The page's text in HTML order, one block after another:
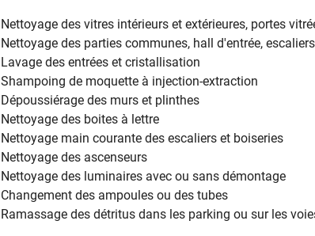
Nettoyage des vitres intérieurs et extérieures, portes
Nettoyage des parties communes, hall d'entrée,
Lavage des entrées et cristallisation
Shampoing de moquette à injection-extraction
Dépoussiérage des murs et plinthes
Nettoyage des boites à lettre
Nettoyage main courante des escaliers et boiseries
Nettoyage des ascenseurs
Nettoyage des luminaires avec ou sans démontage
Changement des ampoules ou des tubes
Ramassage des détritus dans les parking ou sur les